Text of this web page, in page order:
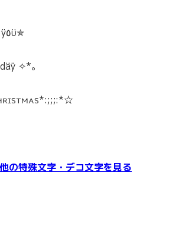
✯ℋᵅᵖᵖᵞ ℬⁱʳᵗᑋᵈᵃᵞ ᵗᵒ ÿ٥ϋ✯
✧︎*。
の特殊文字・デコ文字を見る